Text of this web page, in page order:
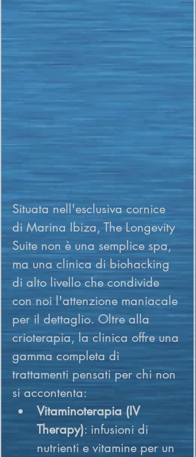
Situata nell'esclusiva cornice
di Marina Ibiza, The Longevity
Suite non è una semplice spa,
ma una clinica di biohacking
di alto livello che condivide
con noi l'attenzione maniacale
per il dettaglio. Oltre alla
crioterapia, la clinica offre una
gamma completa di
trattamenti pensati per chi non
si accontenta:
Vitaminoterapia (IV
Therapy): infusioni di
nutrienti e vitamine per un